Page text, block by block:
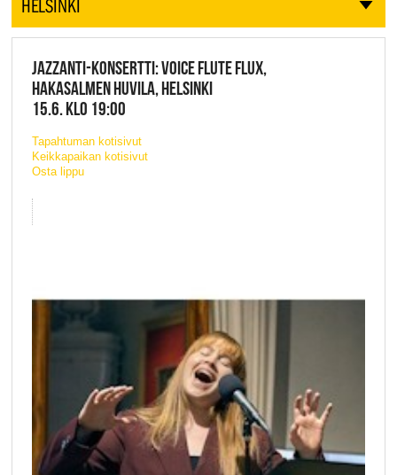
HELSINKI
JAZZANTI-KONSERTTI: VOICE FLUTE FLUX,
HAKASALMEN HUVILA, HELSINKI
15.6. KLO 19:00
Tapahtuman kotisivut
Keikkapaikan kotisivut
Osta lippu